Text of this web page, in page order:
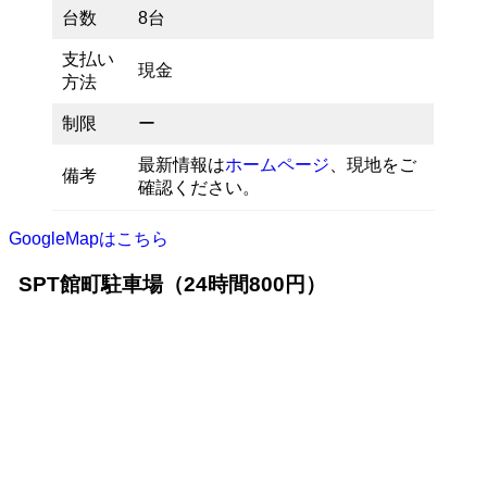
台数 8台
支払い
方法
現金
制限 ー
備考
最新情報はホームページ 、現地をご
確認ください。
GoogleMapはこちら
SPT館町駐車場（24時間800円）